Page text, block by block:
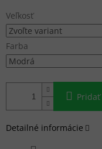
Veľkosť
Farba
Pridať
Detailné informácie